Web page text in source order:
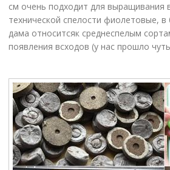
см очень подходит для выращивания
технической спелости фиолетовые,
дама относитсяк среднеспелым
появления всходов (у нас прошло